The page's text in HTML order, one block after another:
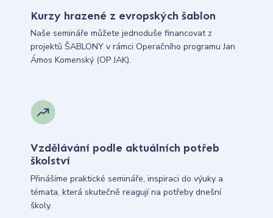
Kurzy hrazené z evropských šablon
Naše semináře můžete jednoduše financovat z
projektů ŠABLONY v rámci Operačního programu Jan
Ámos Komenský (OP JAK).
Vzdělávání podle aktuálních potřeb
školství
Přinášíme praktické semináře, inspiraci do výuky a
témata, která skutečně reagují na potřeby dnešní
školy.